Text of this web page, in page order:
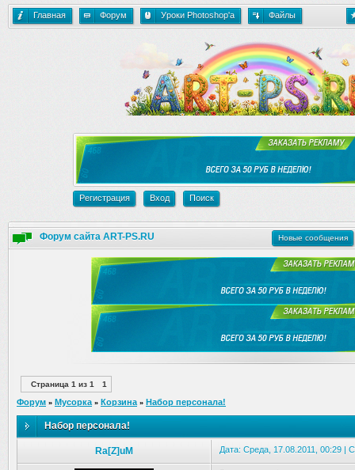
Главная Форум Уроки Photoshop'a Файлы
Регистрация Вход Поиск
Форум сайта ART-PS.RU Новые сообщения
Страница 1 из 1 1
Форум » Мусорка » Корзина » Набор персонала!
Набор персонала!
Ra[Z]uM Дата: Среда, 17.08.2011, 00:29 |